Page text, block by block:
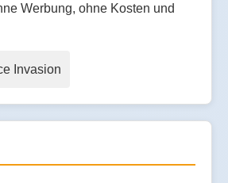
Werbung, ohne Kosten und
Invasion